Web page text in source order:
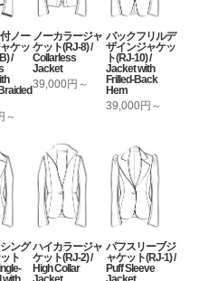
ノー
ケッ
/
～
ノーカラージャ
ケット(RJ-8) /
Collarless
Jacket
39,000円～
バックフリルデ
ザインジャケッ
ト(RJ-10) /
Jacket with
Frilled-Back
Hem
39,000円～
ング
ト
ハイカラージャ
ケット(RJ-2) /
High Collar
パフスリーブジ
ャケット(RJ-1) /
Puff Sleeve